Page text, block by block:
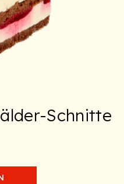
Schnitte